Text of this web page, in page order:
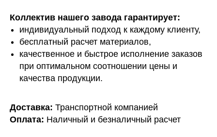
Коллектив нашего завода гарантирует:
индивидуальный подход к каждому клиенту,
бесплатный расчет материалов,
качественное и быстрое исполнение заказов
при оптимальном соотношении цены и
качества продукции.
Доставка: Транспортной компанией
Оплата: Наличный и безналичный расчет
+7(383)350-76-98
+7(952)908-98-86
Пн - Пт: 7.30 - 17.00